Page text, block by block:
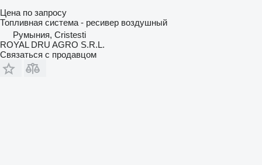
Цена по запросу
Топливная система - ресивер воздушный
Румыния, Cristesti
ROYAL DRU AGRO S.R.L.
Связаться с продавцом